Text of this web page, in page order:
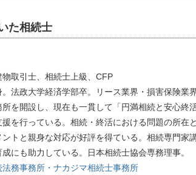
た相続士
取引士、相続士上級、CFP
法政大学経済学部卒。リース業界・損害保険業
を開設し、現在も一貫して「円満相続と安心終
を行っている。相続・終活における問題の所在
トと親身な対応が好評を得ている。相続専門家
にも助力している。日本相続士協会専務理事。
務事務所・ナカジマ相続士事務所